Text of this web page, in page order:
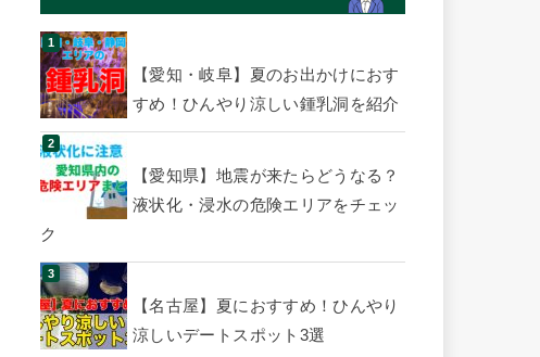
【愛知・岐阜】夏のお出かけにおす
すめ！ひんやり涼しい鍾乳洞を紹介
【愛知県】地震が来たらどうなる？
液状化・浸水の危険エリアをチェッ
ク
【名古屋】夏におすすめ！ひんやり
涼しいデートスポット3選